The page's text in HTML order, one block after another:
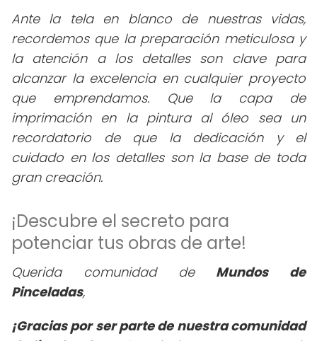
Ante la tela en blanco de nuestras vidas,
recordemos que la preparación meticulosa y
la atención a los detalles son clave para
alcanzar la excelencia en cualquier proyecto
que emprendamos. Que la capa de
imprimación en la pintura al óleo sea un
recordatorio de que la dedicación y el
cuidado en los detalles son la base de toda
gran creación.
¡Descubre el secreto para
potenciar tus obras de arte!
Querida comunidad de Mundos de
Pinceladas,
¡Gracias por ser parte de nuestra comunidad